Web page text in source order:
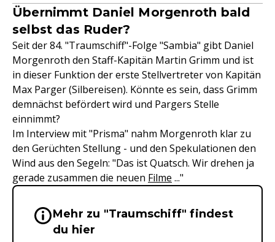
Übernimmt Daniel Morgenroth bald
selbst das Ruder?
Seit der 84. "Traumschiff"-Folge "Sambia" gibt Daniel
Morgenroth den Staff-Kapitän Martin Grimm und ist
in dieser Funktion der erste Stellvertreter von Kapitän
Max Parger (Silbereisen). Könnte es sein, dass Grimm
demnächst befördert wird und Pargers Stelle
einnimmt?
Im Interview mit "Prisma" nahm Morgenroth klar zu
den Gerüchten Stellung - und den Spekulationen den
Wind aus den Segeln: "Das ist Quatsch. Wir drehen ja
gerade zusammen die neuen Filme ..."
Wichtige Hinweise &
Mehr zu "Traumschiff" findest
du hier